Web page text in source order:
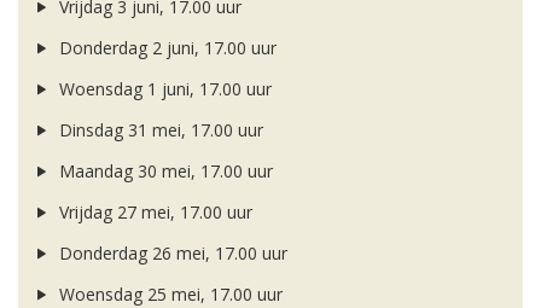
Vrijdag 3 juni, 17.00 uur
Donderdag 2 juni, 17.00 uur
Woensdag 1 juni, 17.00 uur
Dinsdag 31 mei, 17.00 uur
Maandag 30 mei, 17.00 uur
Vrijdag 27 mei, 17.00 uur
Donderdag 26 mei, 17.00 uur
Woensdag 25 mei, 17.00 uur